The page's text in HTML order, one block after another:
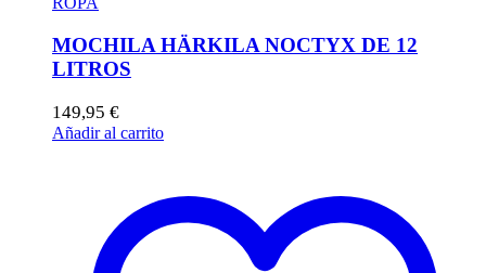
MOCHILA HÄRKILA NOCTYX DE 12
LITROS
149,95 €
Añadir al carrito